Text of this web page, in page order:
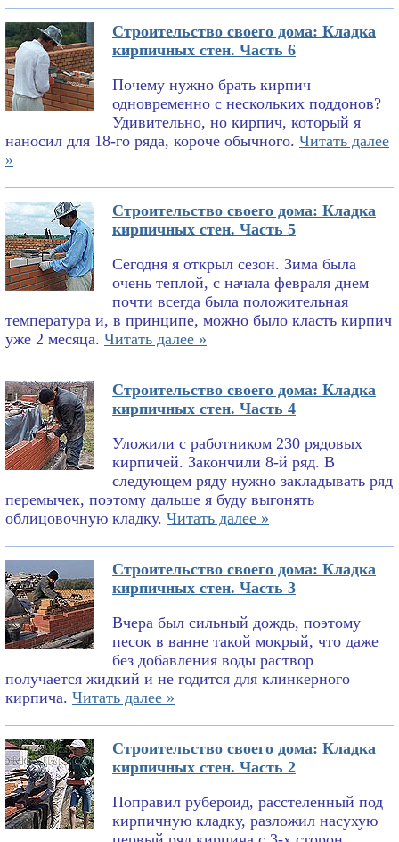
Строительство своего дома: Кладка
кирпичных стен. Часть 6
Почему нужно брать кирпич
одновременно с нескольких поддонов?
Удивительно, но кирпич, который я
наносил для 18-го ряда, короче обычного. Читать далее
»
Строительство своего дома: Кладка
кирпичных стен. Часть 5
Сегодня я открыл сезон. Зима была
очень теплой, с начала февраля днем
почти всегда была положительная
температура и, в принципе, можно было класть кирпич
уже 2 месяца. Читать далее »
Строительство своего дома: Кладка
кирпичных стен. Часть 4
Уложили с работником 230 рядовых
кирпичей. Закончили 8-й ряд. В
следующем ряду нужно закладывать ряд
перемычек, поэтому дальше я буду выгонять
облицовочную кладку. Читать далее »
Строительство своего дома: Кладка
кирпичных стен. Часть 3
Вчера был сильный дождь, поэтому
песок в ванне такой мокрый, что даже
без добавления воды раствор
получается жидкий и не годится для клинкерного
кирпича. Читать далее »
Строительство своего дома: Кладка
кирпичных стен. Часть 2
Поправил рубероид, расстеленный под
кирпичную кладку, разложил насухую